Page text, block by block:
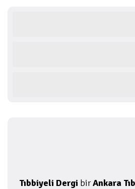
Tıbbiyeli Dergi birAnkara